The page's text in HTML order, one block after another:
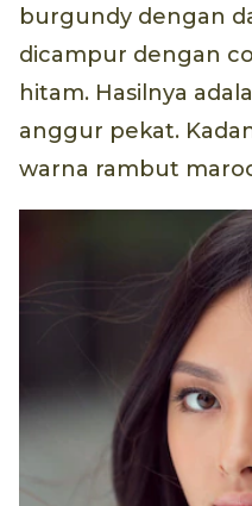
burgundy dengan
dicampur dengan
hitam. Hasilnya
anggur pekat.
warna rambut